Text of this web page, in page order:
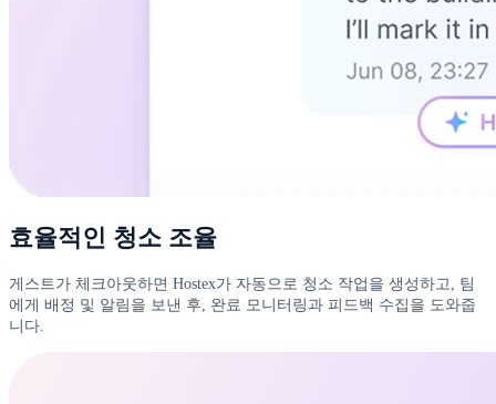
효율적인 청소 조율
게스트가 체크아웃하면 Hostex가 자동으로 청소 작업을 생성하고, 팀
에게 배정 및 알림을 보낸 후, 완료 모니터링과 피드백 수집을 도와줍
니다.